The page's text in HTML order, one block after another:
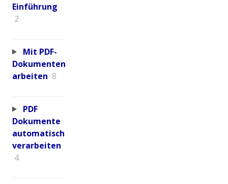
Einführung
2
Mit PDF-
Dokumenten
arbeiten 8
PDF
Dokumente
automatisch
verarbeiten
4